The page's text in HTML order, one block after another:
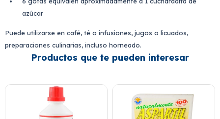
azúcar
Puede utilizarse en café, té o infusiones, jugos o licuados,
preparaciones culinarias, incluso horneado.
Productos que te pueden interesar